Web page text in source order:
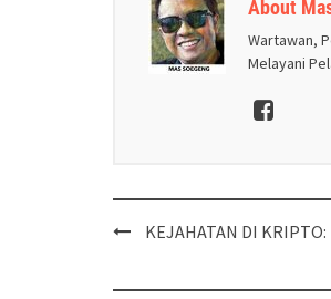
About
Wartawan,
Melayani
PostKEJAHATAN DI